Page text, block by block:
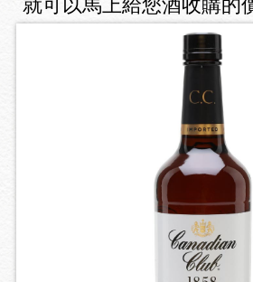
就可以馬上給您酒收購的